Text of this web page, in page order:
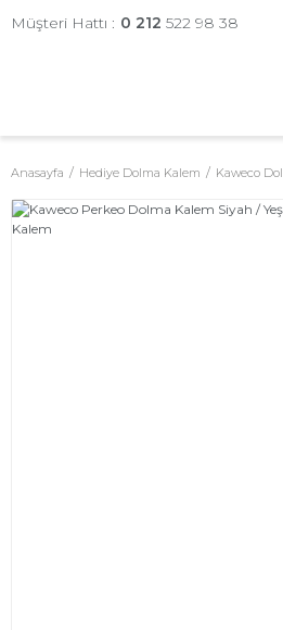
Müşteri Hattı : 0 212 522 98 38
Anasayfa Hediye Dolma Kalem Kaweco